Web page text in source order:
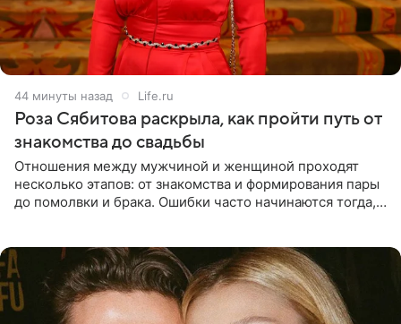
44 минуты назад Life.ru
Роза Сябитова раскрыла, как пройти путь от
знакомства до свадьбы
Отношения между мужчиной и женщиной проходят
несколько этапов: от знакомства и формирования пары
до помолвки и брака. Ошибки часто начинаются тогда,